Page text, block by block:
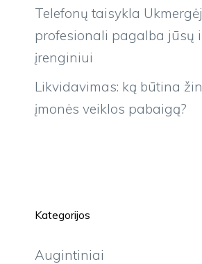
Telefonų taisykla
profesionali pagalba jūsų
įrenginiui
Likvidavimas: ką būtina
įmonės veiklos pabaigą?
Kategorijos
Augintiniai